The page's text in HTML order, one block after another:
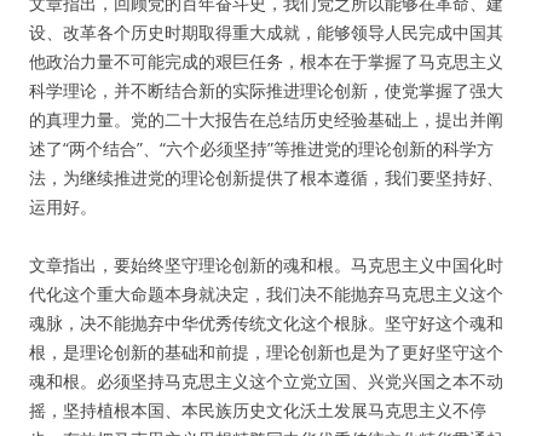
设、改革各个历史时期取得重大成就，能够领导人民完成中国其
他政治力量不可能完成的艰巨任务，根本在于掌握了马克思主义
科学理论，并不断结合新的实际推进理论创新，使党掌握了强大
的真理力量。党的二十大报告在总结历史经验基础上，提出并阐
述了“两个结合”、“六个必须坚持”等推进党的理论创新的科学方
法，为继续推进党的理论创新提供了根本遵循，我们要坚持好、
运用好。
文章指出，要始终坚守理论创新的魂和根。马克思主义中国化时
代化这个重大命题本身就决定，我们决不能抛弃马克思主义这个
魂脉，决不能抛弃中华优秀传统文化这个根脉。坚守好这个魂和
根，是理论创新的基础和前提，理论创新也是为了更好坚守这个
魂和根。必须坚持马克思主义这个立党立国、兴党兴国之本不动
摇，坚持植根本国、本民族历史文化沃土发展马克思主义不停